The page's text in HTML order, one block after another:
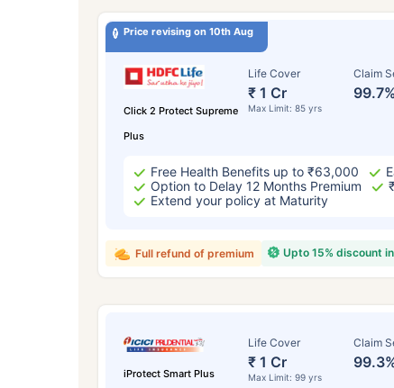
Price revising on 10th Aug
Click 2 Protect Supreme
Plus
Life Cover
₹ 1 Cr
Max Limit: 85 yrs
Claim
Free Health Benefits up to ₹63,000
Option to Delay 12 Months Premium
Extend your policy at Maturity
Upto 15% discount
Full refund of premium
iProtect Smart Plus
Life Cover
₹ 1 Cr
Max Limit: 99 yrs
Claim